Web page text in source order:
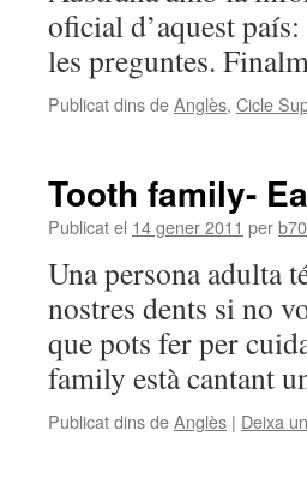
oficial d’aquest
les preguntes.
Publicat dins deAnglès, Cicle
Tooth family-
Publicat el 14 gener 2011 per
Una persona adulta
nostres dents si no
que pots fer per
family està cantant
Publicat dins deAnglès | Deixa